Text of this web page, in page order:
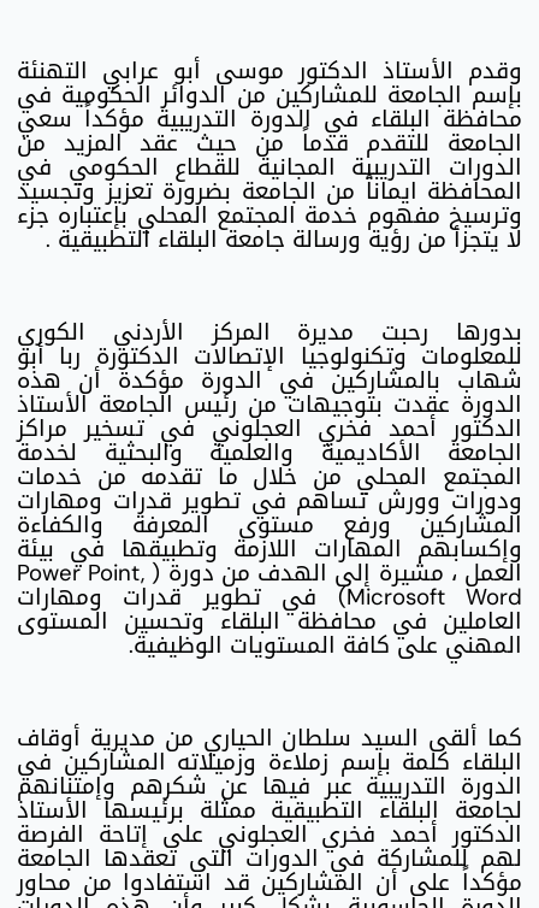
وقدم الأستاذ الدكتور موسى أبو عرابي التهنئة
بإسم الجامعة للمشاركين من الدوائر الحكومية في
محافظة البلقاء في الدورة التدريبية مؤكداً سعي
الجامعة للتقدم قدماً من حيث عقد المزيد من
الدورات التدريبية المجانية للقطاع الحكومي في
المحافظة ايماناً من الجامعة بضرورة تعزيز وتجسيد
وترسيخ مفهوم خدمة المجتمع المحلي بإعتباره جزء
لا يتجزأ من رؤية ورسالة جامعة البلقاء التطبيقية .
بدورها رحبت مديرة المركز الأردني الكوري
للمعلومات وتكنولوجيا الإتصالات الدكتورة ربا أبو
شهاب بالمشاركين في الدورة مؤكدة أن هذه
الدورة عقدت بتوجيهات من رئيس الجامعة الأستاذ
الدكتور أحمد فخري العجلوني في تسخير مراكز
الجامعة الأكاديمية والعلمية والبحثية لخدمة
المجتمع المحلي من خلال ما تقدمه من خدمات
ودورات وورش تساهم في تطوير قدرات ومهارات
المشاركين ورفع مستوى المعرفة والكفاءة
وإكسابهم المهارات اللازمة وتطبيقها في بيئة
العمل ، مشيرة إلى الهدف من دورة ( Power Point,
Microsoft Word) في تطوير قدرات ومهارات
العاملين في محافظة البلقاء وتحسين المستوى
المهني على كافة المستويات الوظيفية.
كما ألقى السيد سلطان الحياري من مديرية أوقاف
البلقاء كلمة بإسم زملاءة وزميلاته المشاركين في
الدورة التدريبية عبر فيها عن شكرهم وإمتنانهم
لجامعة البلقاء التطبيقية ممثلة برئيسها الأستاذ
الدكتور أحمد فخري العجلوني على إتاحة الفرصة
لهم للمشاركة في الدورات التي تعقدها الجامعة
مؤكداً على أن المشاركين قد استفادوا من محاور